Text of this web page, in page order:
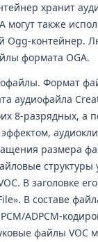
хранит
также
Ogg-контейнер.
формата OGA.
Формат
аудиофайла
8-разрядных, а
размера
В заголовке
В составе
ADPCM-
файлы VOC